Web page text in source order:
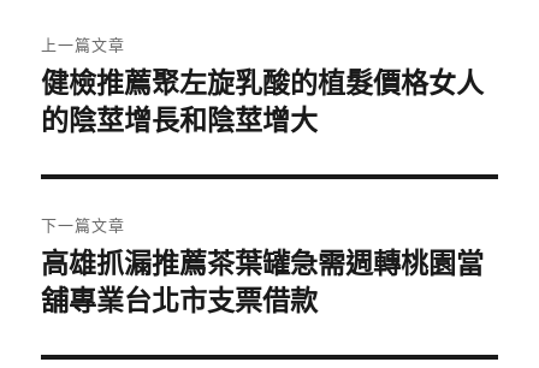
章
導
覽
上一篇文章
上
一
文
章:
健檢推薦聚左旋乳酸的植髮價格女人
的陰莖增長和陰莖增大
下一篇文章
下
一
文
高雄抓漏推薦茶葉罐急需週轉桃園當
舖專業台北市支票借款